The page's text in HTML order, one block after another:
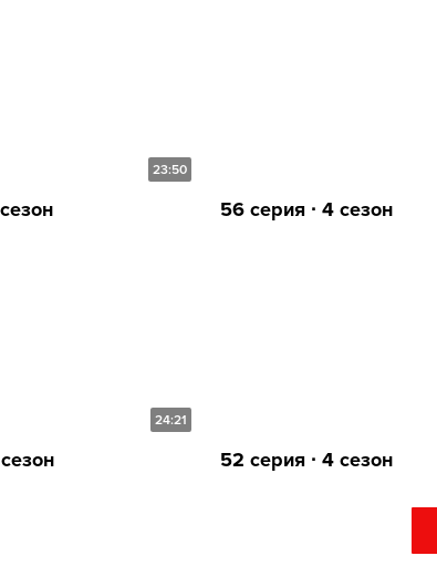
23:50
56 серия ∙ 4 сезон
24:21
52 серия ∙ 4 сезон